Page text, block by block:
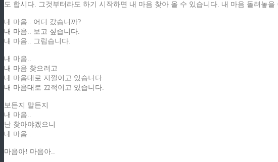
도 합시다. 그것부터라도 하기 시작하면 내 마음 찾아 올 수 있습니다. 내 마음 돌려놓을
내 마음.. 어디 갔습니까?
내 마음.. 보고 싶습니다.
내 마음.. 그립습니다.
내 마음..
내 마음 찾으려고
내 마음대로 지껄이고 있습니다.
내 마음대로 끄적이고 있습니다.
보든지 말든지
내 마음..
난 찾아야겠으니
내 마음..
마음아! 마음아..